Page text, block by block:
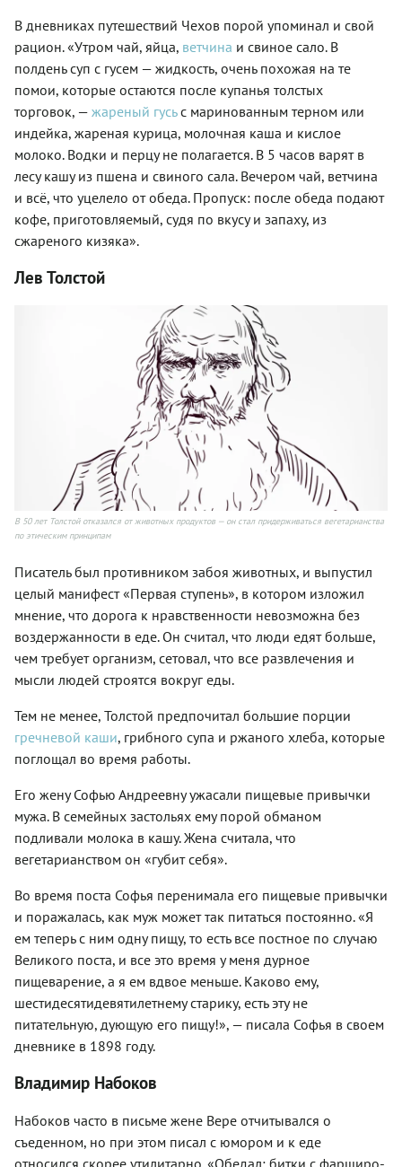
В дневниках путешествий Чехов порой упоминал и свой
рацион. «Утром чай, яйца, ветчина и свиное сало. В
полдень суп с гусем — жидкость, очень похожая на те
помои, которые остаются после купанья толстых
торговок, — жареный гусьс маринованным терном или
индейка, жареная курица, молочная каша и кислое
молоко. Водки и перцу не полагается. В 5 часов варят в
лесу кашу из пшена и свиного сала. Вечером чай, ветчина
и всё, что уцелело от обеда. Пропуск: после обеда подают
кофе, приготовляемый, судя по вкусу и запаху, из
сжареного кизяка».
Лев Толстой
В 50 лет Толстой отказался от животных продуктов — он стал придерживаться вегетарианства
по этическим принципам
Писатель был противником забоя животных, и выпустил
целый манифест «Первая ступень», в котором изложил
мнение, что дорога к нравственности невозможна без
воздержанности в еде. Он считал, что люди едят больше,
чем требует организм, сетовал, что все развлечения и
мысли людей строятся вокруг еды.
Тем не менее, Толстой предпочитал большие порции
гречневой каши, грибного супа и ржаного хлеба, которые
поглощал во время работы.
Его жену Софью Андреевну ужасали пищевые привычки
мужа. В семейных застольях ему порой обманом
подливали молока в кашу. Жена считала, что
вегетарианством он «губит себя».
Во время поста Софья перенимала его пищевые привычки
и поражалась, как муж может так питаться постоянно. «Я
ем теперь с ним одну пищу, то есть все постное по случаю
Великого поста, и все это время у меня дурное
пищеварение, а я ем вдвое меньше. Каково ему,
шестидесятидевятилетнему старику, есть эту не
питательную, дующую его пищу!», — писала Софья в своем
дневнике в 1898 году.
Владимир Набоков
Набоков часто в письме жене Вере отчитывался о
съеденном, но при этом писал с юмором и к еде
относился скорее утилитарно. «Обедал: битки с фарширо­